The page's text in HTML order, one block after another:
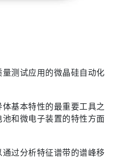
测试应用的微晶硅自动化
基本特性的最重要工具之
和微电子装置的特性方面
过分析特征谱带的谱峰移